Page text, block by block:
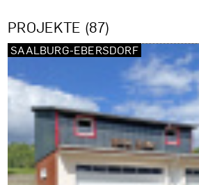
PROJEKTE (87)
SAALBURG-EBERSDORF